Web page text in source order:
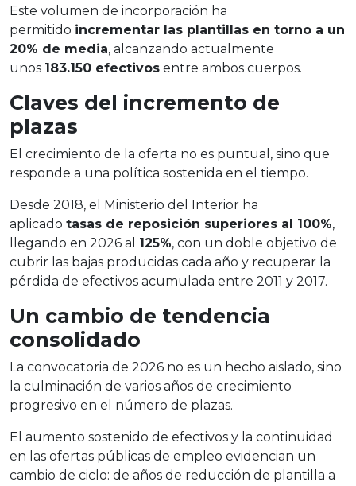
Este volumen de incorporación ha
permitido incrementar las plantillas en torno a un
20% de media, alcanzando actualmente
unos 183.150 efectivos entre ambos cuerpos.
Claves del incremento de
plazas
El crecimiento de la oferta no es puntual, sino que
responde a una política sostenida en el tiempo.
Desde 2018, el Ministerio del Interior ha
aplicado tasas de reposición superiores al 100%,
llegando en 2026 al 125%, con un doble objetivo de
cubrir las bajas producidas cada año y recuperar la
pérdida de efectivos acumulada entre 2011 y 2017.
Un cambio de tendencia
consolidado
La convocatoria de 2026 no es un hecho aislado, sino
la culminación de varios años de crecimiento
progresivo en el número de plazas.
El aumento sostenido de efectivos y la continuidad
en las ofertas públicas de empleo evidencian un
cambio de ciclo: de años de reducción de plantilla a